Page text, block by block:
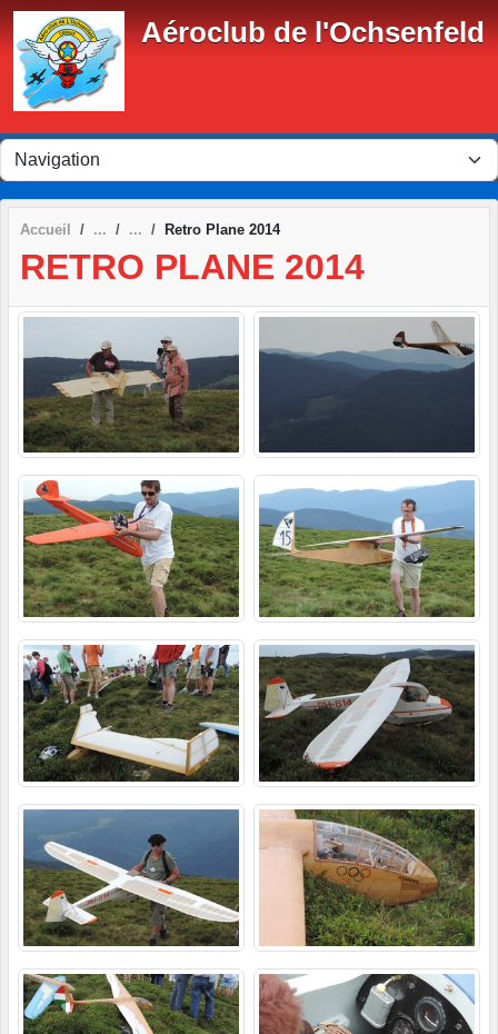
Aéroclub de l'Ochsenfeld
Accueil Retro Plane 2014
RETRO PLANE 2014
Panneau de gestion des cookies